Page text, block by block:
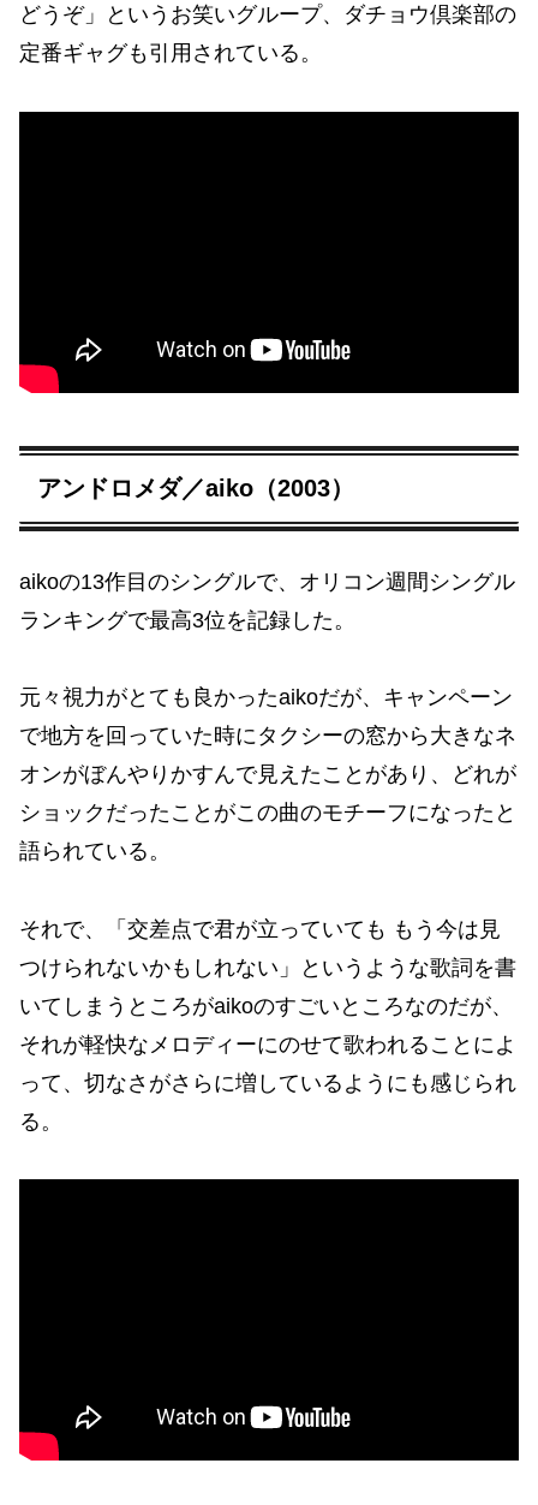
どうぞ」というお笑いグループ、ダチョウ倶楽部の
定番ギャグも引用されている。
アンドロメダ／aiko（2003）
aikoの13作目のシングルで、オリコン週間シングル
ランキングで最高3位を記録した。
元々視力がとても良かったaikoだが、キャンペーン
で地方を回っていた時にタクシーの窓から大きなネ
オンがぼんやりかすんで見えたことがあり、どれが
ショックだったことがこの曲のモチーフになったと
語られている。
それで、「交差点で君が立っていても もう今は見
つけられないかもしれない」というような歌詞を書
いてしまうところがaikoのすごいところなのだが、
それが軽快なメロディーにのせて歌われることによ
って、切なさがさらに増しているようにも感じられ
る。